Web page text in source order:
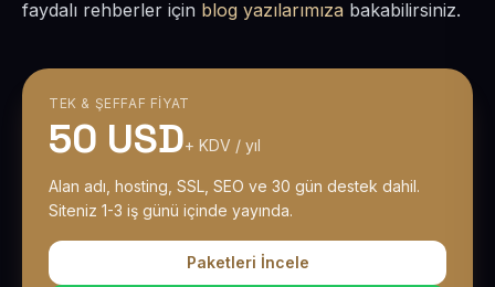
faydalı rehberler için blog yazılarımıza bakabilirsiniz.
TEK & ŞEFFAF FIYAT
50 USD+ KDV / yıl
Alan adı, hosting, SSL, SEO ve 30 gün destek dahil.
Siteniz 1-3 iş günü içinde yayında.
Paketleri İncele